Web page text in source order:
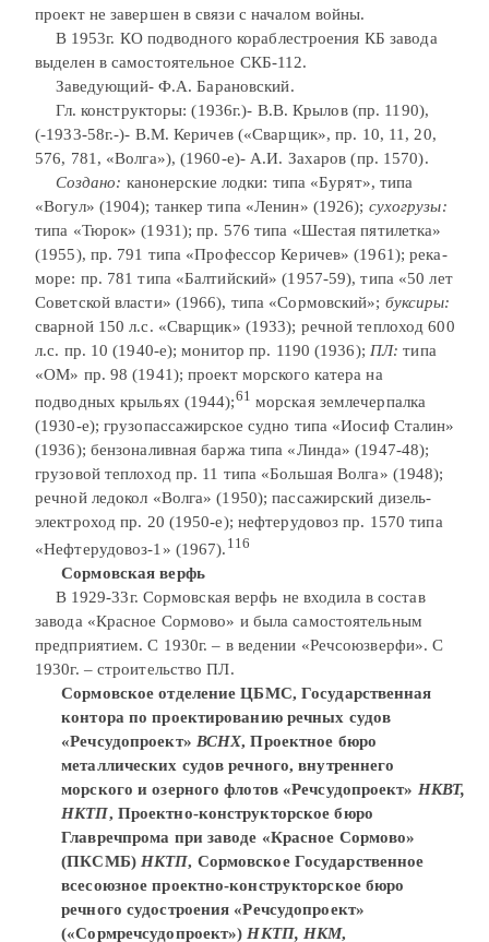
проект не завершен в связи с началом войны.
В 1953г. КО подводного кораблестроения КБ завода
выделен в самостоятельное СКБ-112.
Заведующий- Ф.А. Барановский.
Гл. конструкторы: (1936г.)- В.В. Крылов (пр. 1190),
(-1933-58г.-)- В.М. Керичев («Сварщик», пр. 10, 11, 20,
576, 781, «Волга»), (1960-е)- А.И. Захаров (пр. 1570).
Создано: канонерские лодки: типа «Бурят», типа
«Вогул» (1904); танкер типа «Ленин» (1926); сухогрузы:
типа «Тюрок» (1931); пр. 576 типа «Шестая пятилетка»
(1955), пр. 791 типа «Профессор Керичев» (1961); река-
море: пр. 781 типа «Балтийский» (1957-59), типа «50 лет
Советской власти» (1966), типа «Сормовский»; буксиры:
сварной 150 л.с. «Сварщик» (1933); речной теплоход 600
л.с. пр. 10 (1940-е); монитор пр. 1190 (1936); ПЛ: типа
«ОМ» пр. 98 (1941); проект морского катера на
подводных крыльях (1944);61 морская землечерпалка
(1930-е); грузопассажирское судно типа «Иосиф Сталин»
(1936); бензоналивная баржа типа «Линда» (1947-48);
грузовой теплоход пр. 11 типа «Большая Волга» (1948);
речной ледокол «Волга» (1950); пассажирский дизель-
электроход пр. 20 (1950-е); нефтерудовоз пр. 1570 типа
«Нефтерудовоз-1» (1967). 116
Сормовская верфь
В 1929-33г. Сормовская верфь не входила в состав
завода «Красное Сормово» и была самостоятельным
предприятием. С 1930г. – в ведении «Речсоюзверфи». С
1930г. – строительство ПЛ.
Сормовское отделение ЦБМС, Государственная
контора по проектированию речных судов
«Речсудопроект» ВСНХ, Проектное бюро
металлических судов речного, внутреннего
морского и озерного флотов «Речсудопроект» НКВТ,
НКТП, Проектно-конструкторское бюро
Главречпрома при заводе «Красное Сормово»
(ПКСМБ) НКТП, Сормовское Государственное
всесоюзное проектно-конструкторское бюро
речного судостроения «Речсудопроект»
(«Сормречсудопроект») НКТП, НКМ,